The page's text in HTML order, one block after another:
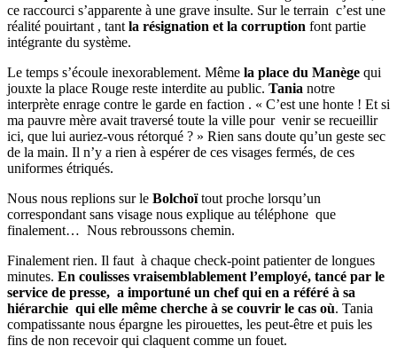
ce raccourci s’apparente à une grave insulte. Sur le terrain c’est une
réalité pouirtant , tant la résignation et la corruption font partie
intégrante du système.
Le temps s’écoule inexorablement. Même la place du Manège qui
jouxte la place Rouge reste interdite au public. Tania notre
interprète enrage contre le garde en faction . « C’est une honte ! Et si
ma pauvre mère avait traversé toute la ville pour venir se recueillir
ici, que lui auriez-vous rétorqué ? » Rien sans doute qu’un geste sec
de la main. Il n’y a rien à espérer de ces visages fermés, de ces
uniformes étriqués.
Nous nous replions sur le Bolchoïtout proche lorsqu’un
correspondant sans visage nous explique au téléphone que
finalement… Nous rebroussons chemin.
Finalement rien. Il faut à chaque check-point patienter de longues
minutes. En coulisses vraisemblablement l’employé, tancé par le
service de presse, a importuné un chef qui en a référé à sa
hiérarchie qui elle même cherche à se couvrir le cas où. Tania
compatissante nous épargne les pirouettes, les peut-être et puis les
fins de non recevoir qui claquent comme un fouet.